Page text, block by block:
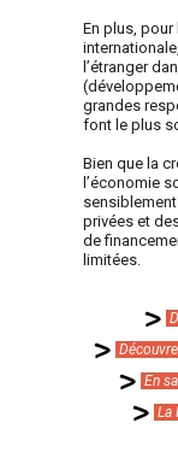
En plus,
l’étranger
grandes
font le plus
Bien que la
l’économie
privées et
de
limitées.
En
La